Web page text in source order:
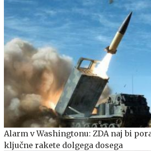
Alarm v Washingtonu: ZDA naj bi
ključne rakete dolgega dosega